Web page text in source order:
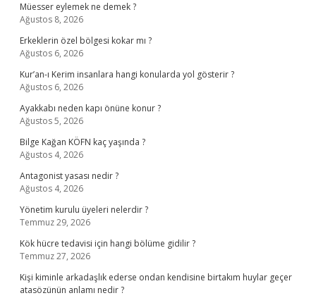
Müesser eylemek ne demek ?
Ağustos 8, 2026
Erkeklerin özel bölgesi kokar mı ?
Ağustos 6, 2026
Kur’an-ı Kerim insanlara hangi konularda yol gösterir ?
Ağustos 6, 2026
Ayakkabı neden kapı önüne konur ?
Ağustos 5, 2026
Bilge Kağan KÖFN kaç yaşında ?
Ağustos 4, 2026
Antagonist yasası nedir ?
Ağustos 4, 2026
Yönetim kurulu üyeleri nelerdir ?
Temmuz 29, 2026
Kök hücre tedavisi için hangi bölüme gidilir ?
Temmuz 27, 2026
Kişi kiminle arkadaşlık ederse ondan kendisine birtakım huylar geçer
atasözünün anlamı nedir ?